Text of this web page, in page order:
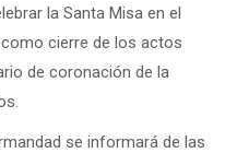
la Santa Misa en el
cierre de los actos
de coronación de la
se informará de las